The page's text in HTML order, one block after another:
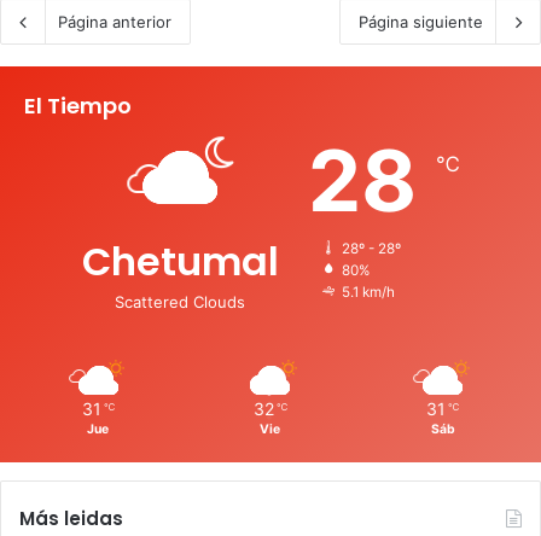
Página anterior Página siguiente
El Tiempo
Chetumal
Scattered Clouds
28 ℃
28º - 28º
80%
5.1 km/h
31 ℃
Jue
32 ℃
Vie
31 ℃
Sáb
Más leidas